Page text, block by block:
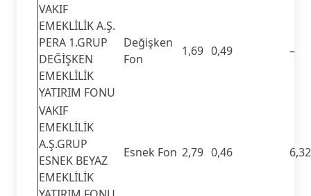
VAKIF
EMEKLİLİK A.Ş.
PERA 1.GRUP
DEĞİŞKEN
EMEKLİLİK
YATIRIM FONU
Değişken
Fon
1,69 0,49 –
VAKIF
EMEKLİLİK
A.Ş.GRUP
ESNEK BEYAZ
EMEKLİLİK
Esnek Fon 2,79 0,46 6,32